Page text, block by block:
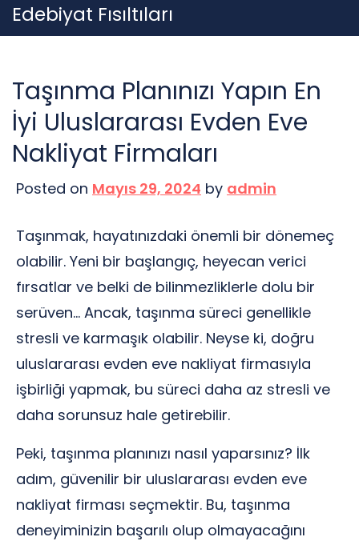
Skip
to
Edebiyat Fısıltıları
Taşınma Planınızı Yapın En
İyi Uluslararası Evden Eve
Nakliyat Firmaları
Posted on Mayıs 29, 2024 by admin
Taşınmak, hayatınızdaki önemli bir dönemeç
olabilir. Yeni bir başlangıç, heyecan verici
fırsatlar ve belki de bilinmezliklerle dolu bir
serüven… Ancak, taşınma süreci genellikle
stresli ve karmaşık olabilir. Neyse ki, doğru
uluslararası evden eve nakliyat firmasıyla
işbirliği yapmak, bu süreci daha az stresli ve
daha sorunsuz hale getirebilir.
Peki, taşınma planınızı nasıl yaparsınız? İlk
adım, güvenilir bir uluslararası evden eve
nakliyat firması seçmektir. Bu, taşınma
deneyiminizin başarılı olup olmayacağını